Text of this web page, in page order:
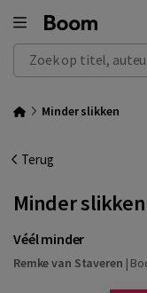
Zoek op titel, auteur,
Minder slikken
Terug
Minder slikken
Véél minder
Remke van Staveren |